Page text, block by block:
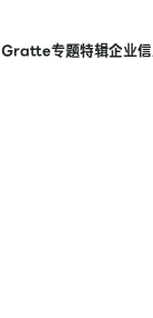
Gratte专题特辑企业